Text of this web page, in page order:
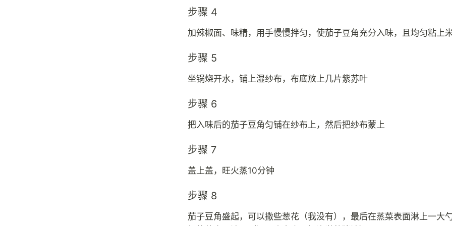
步骤 4
加辣椒面、味精，用手慢慢拌匀，使茄子豆角充分入味，且均匀粘上
步骤 5
坐锅烧开水，铺上湿纱布，布底放上几片紫苏叶
步骤 6
把入味后的茄子豆角匀铺在纱布上，然后把纱布蒙上
步骤 7
盖上盖，旺火蒸10分钟
步骤 8
茄子豆角盛起，可以撒些葱花（我没有），最后在蒸菜表面淋上一大